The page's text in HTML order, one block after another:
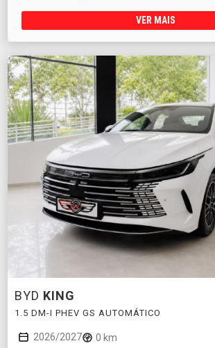
VER MAIS
BYD KING
1.5 DM-I PHEV GS AUTOMÁTICO
2026/2027 0 km